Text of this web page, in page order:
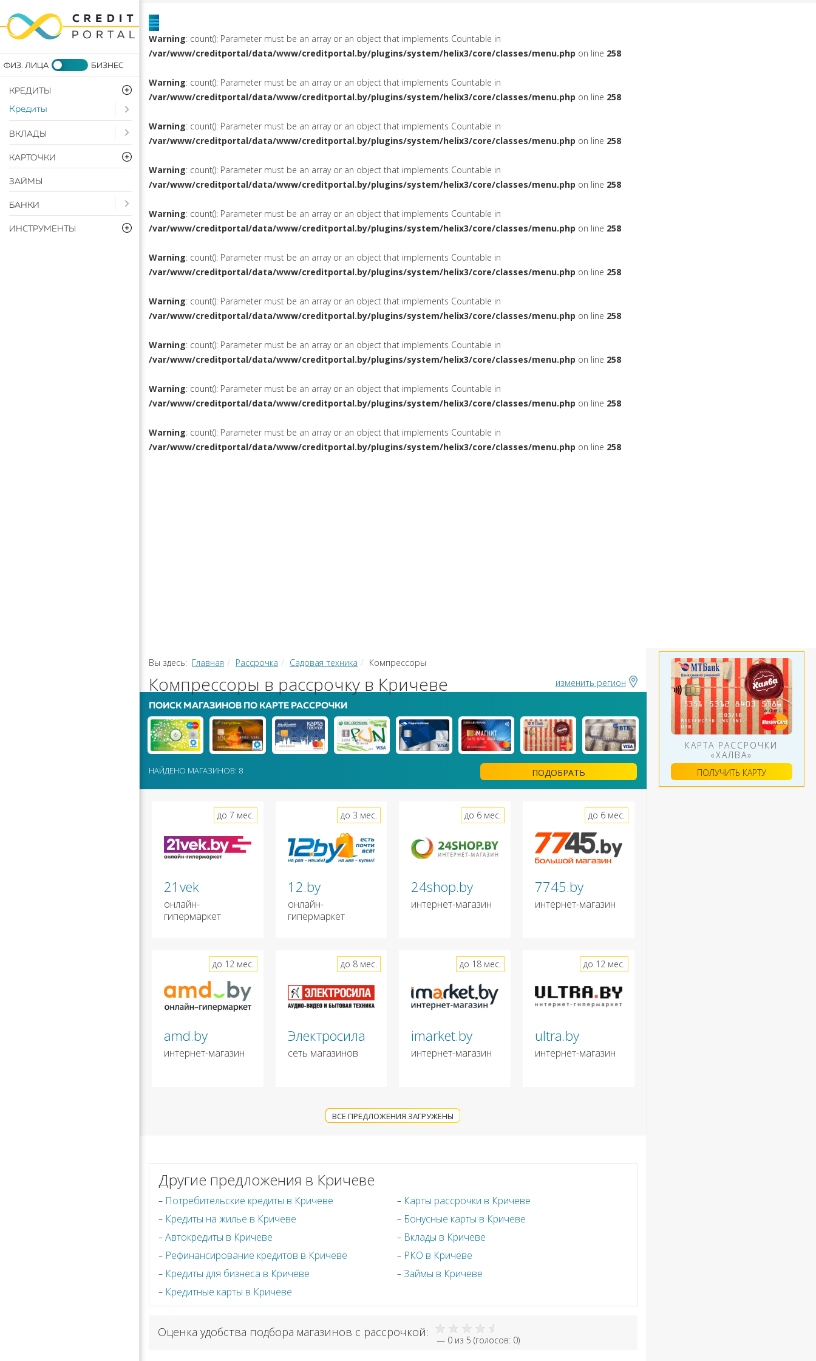
КРЕДИТЫ
Open submenu ( Кредиты)
Кредиты
Open submenu ( Вклады)
ВКЛАДЫ
КАРТОЧКИ
ЗАЙМЫ
Open submenu ( Банки)
БАНКИ
ИНСТРУМЕНТЫ
Warning: count(): Parameter must be an array or an object that implements Countable in
/var/www/creditportal/data/www/creditportal.by/plugins/system/helix3/core/classes/menu.php on line 258
Warning: count(): Parameter must be an array or an object that implements Countable in
/var/www/creditportal/data/www/creditportal.by/plugins/system/helix3/core/classes/menu.php on line 258
Warning: count(): Parameter must be an array or an object that implements Countable in
/var/www/creditportal/data/www/creditportal.by/plugins/system/helix3/core/classes/menu.php on line 258
Warning: count(): Parameter must be an array or an object that implements Countable in
/var/www/creditportal/data/www/creditportal.by/plugins/system/helix3/core/classes/menu.php on line 258
Warning: count(): Parameter must be an array or an object that implements Countable in
/var/www/creditportal/data/www/creditportal.by/plugins/system/helix3/core/classes/menu.php on line 258
Warning: count(): Parameter must be an array or an object that implements Countable in
/var/www/creditportal/data/www/creditportal.by/plugins/system/helix3/core/classes/menu.php on line 258
Warning: count(): Parameter must be an array or an object that implements Countable in
/var/www/creditportal/data/www/creditportal.by/plugins/system/helix3/core/classes/menu.php on line 258
Warning: count(): Parameter must be an array or an object that implements Countable in
/var/www/creditportal/data/www/creditportal.by/plugins/system/helix3/core/classes/menu.php on line 258
Warning: count(): Parameter must be an array or an object that implements Countable in
/var/www/creditportal/data/www/creditportal.by/plugins/system/helix3/core/classes/menu.php on line 258
Warning: count(): Parameter must be an array or an object that implements Countable in
/var/www/creditportal/data/www/creditportal.by/plugins/system/helix3/core/classes/menu.php on line 258
Вы здесь: Главная Рассрочка Садовая техника Компрессоры
Компрессоры в рассрочку в Кричеве изменить регион
ПОИСК МАГАЗИНОВ ПО КАРТЕ РАССРОЧКИ
НАЙДЕНО МАГАЗИНОВ: 8 ПОДОБРАТЬ
21vek
онлайн-
гипермаркет
до 7 мес.
12.by
онлайн-
гипермаркет
до 3 мес.
24shop.by
интернет-магазин
до 6 мес.
7745.by
интернет-магазин
до 6 мес.
amd.by
интернет-магазин
до 12 мес.
Электросила
сеть магазинов
до 8 мес.
imarket.by
интернет-магазин
до 18 мес.
ultra.by
интернет-магазин
до 12 мес.
ВСЕ ПРЕДЛОЖЕНИЯ ЗАГРУЖЕНЫ
Другие предложения в Кричеве
Потребительские кредиты в Кричеве
Кредиты на жилье в Кричеве
Автокредиты в Кричеве
Рефинансирование кредитов в Кричеве
Кредиты для бизнеса в Кричеве
Кредитные карты в Кричеве
Карты рассрочки в Кричеве
Бонусные карты в Кричеве
Вклады в Кричеве
РКО в Кричеве
Займы в Кричеве
Оценка удобства подбора магазинов с рассрочкой:
— 0 из 5 (голосов: 0)
КАРТА РАССРОЧКИ
«ХАЛВА»
ПОЛУЧИТЬ КАРТУ